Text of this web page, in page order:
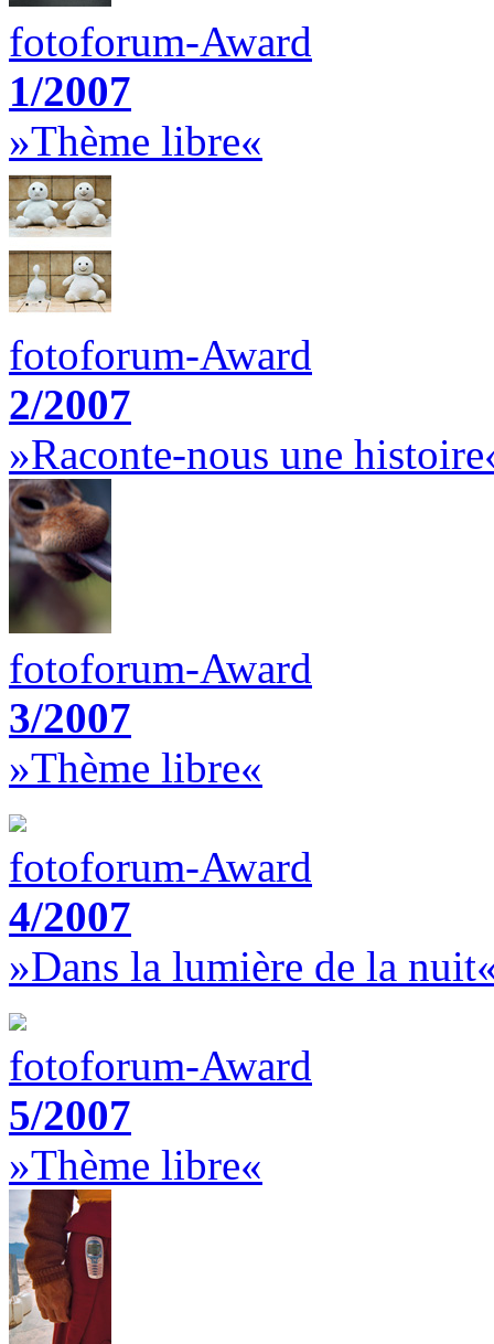
fotoforum-Award
1/2007
»Thème libre«
fotoforum-Award
2/2007
»Raconte-nous une
fotoforum-Award
3/2007
»Thème libre«
fotoforum-Award
4/2007
»Dans la lumière de la
fotoforum-Award
5/2007
»Thème libre«